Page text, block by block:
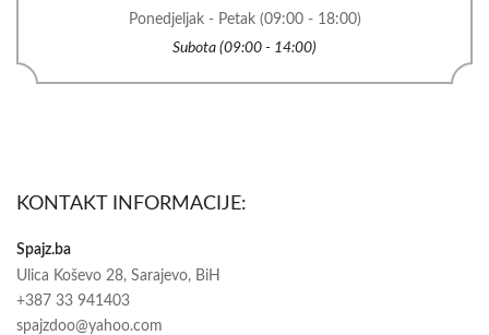
Ponedjeljak - Petak (09:00 - 18:00)
Subota (09:00 - 14:00)
KONTAKT INFORMACIJE:
Spajz.ba
Ulica Koševo 28, Sarajevo, BiH
+387 33 941403
spajzdoo@yahoo.com